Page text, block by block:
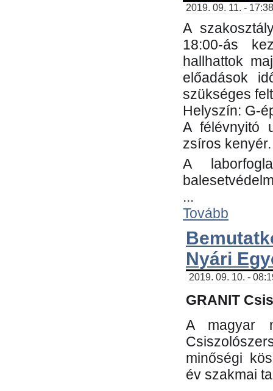
2019. 09. 11. -
A
18:00-ás
hallhattok
előadások
szükséges
Helyszín: G-
A félévnyitó
zsíros kenyér.
A
...
Tovább
Nyári
2019. 09. 10. -
GRANIT
A magyar
minőségi
év szakmai